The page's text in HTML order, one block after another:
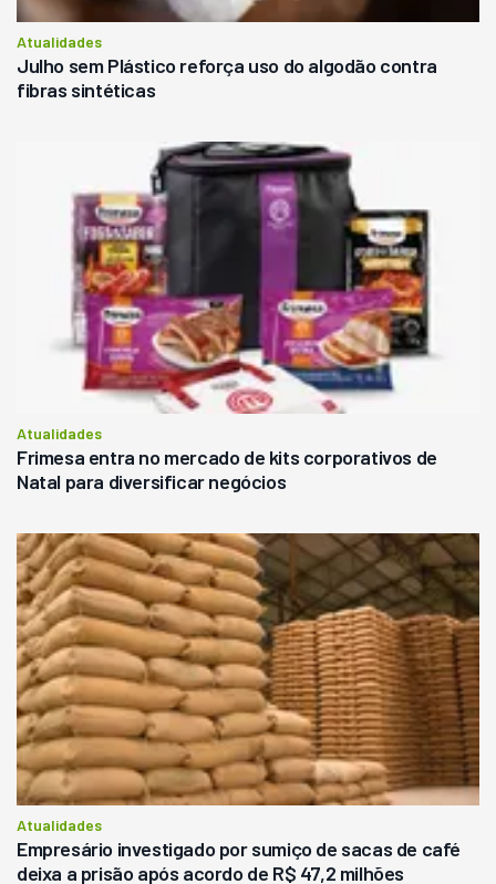
Atualidades
Julho sem Plástico reforça uso do algodão contra
fibras sintéticas
Atualidades
Frimesa entra no mercado de kits corporativos de
Natal para diversificar negócios
Atualidades
Empresário investigado por sumiço de sacas de café
deixa a prisão após acordo de R$ 47,2 milhões